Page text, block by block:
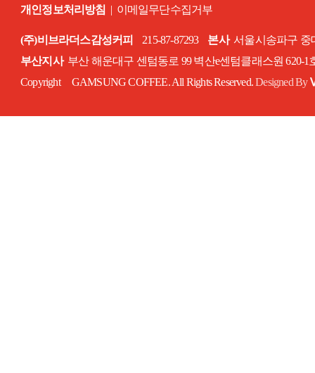
개인정보처리방침 | 이메일무단수집거부
(주)비브라더스감성커피 215-87-87293 본사서울시송파구 중
부산지사부산 해운대구 센텀동로 99 벽산e센텀클래스원 620-1
Copyright GAMSUNG COFFEE. All Rights Reserved.Designed By